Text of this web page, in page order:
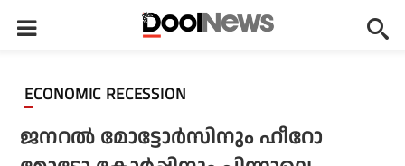
ECONOMIC RECESSION
ജനറല്‍ മോട്ടോര്‍സിനും ഹീറോ